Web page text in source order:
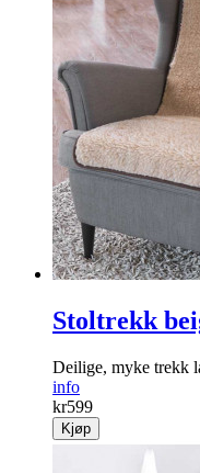
Stoltrekk
Deilige, myke trekk
info
kr599
Kjøp